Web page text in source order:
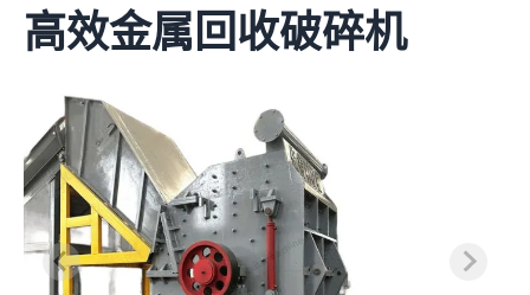
高效金属回收破碎机